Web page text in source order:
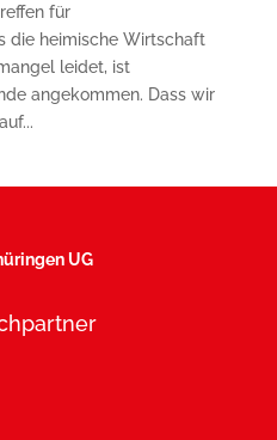
für
die heimische Wirtschaft
leidet, ist
angekommen. Dass wir
UG